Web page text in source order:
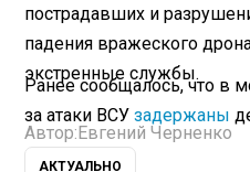
пострадавших и
падения вражеского
экстренные службы.
Ранее сообщалось, что в
за атаки ВСУзадержаны
Автор: Евгений Черненко
АКТУАЛЬНО